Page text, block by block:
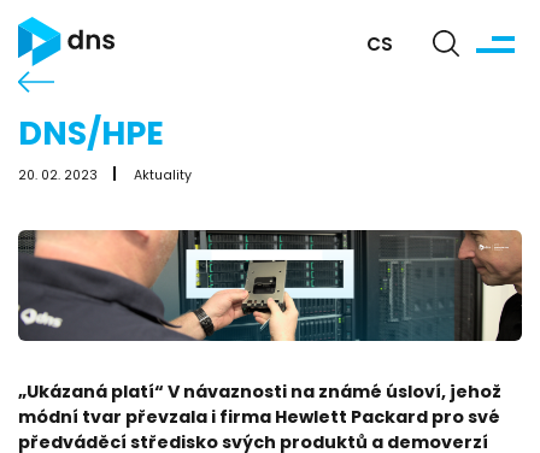
CS
DNS/HPE
20. 02. 2023 Aktuality
„Ukázaná platí“ V návaznosti na známé úsloví, jehož
módní tvar převzala i firma Hewlett Packard pro své
předváděcí středisko svých produktů a demoverzí